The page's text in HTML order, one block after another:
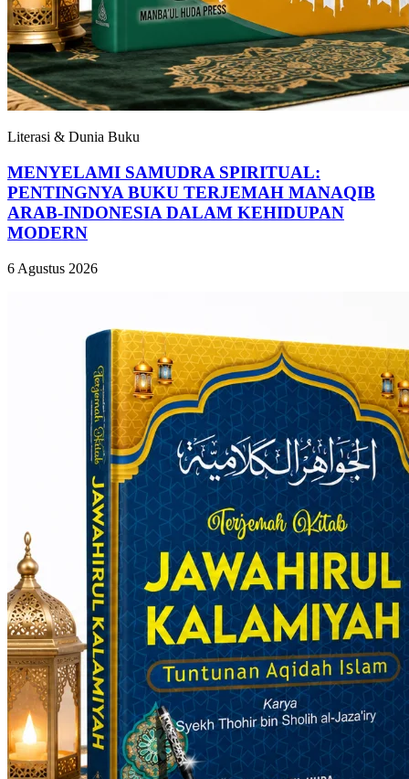
Literasi & Dunia Buku
MENYELAMI SAMUDRA SPIRITUAL:
PENTINGNYA BUKU TERJEMAH MANAQIB
ARAB-INDONESIA DALAM KEHIDUPAN
MODERN
6 Agustus 2026